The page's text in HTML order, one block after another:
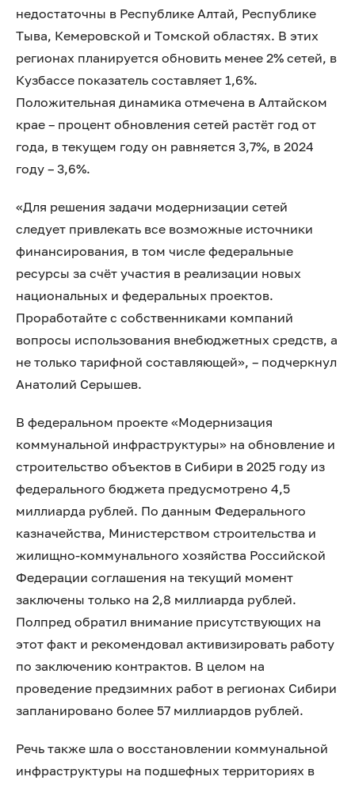
недостаточны в Республике Алтай, Республике
Тыва, Кемеровской и Томской областях. В этих
регионах планируется обновить менее 2% сетей, в
Кузбассе показатель составляет 1,6%.
Положительная динамика отмечена в Алтайском
крае – процент обновления сетей растёт год от
года, в текущем году он равняется 3,7%, в 2024
году – 3,6%.
«Для решения задачи модернизации сетей
следует привлекать все возможные источники
финансирования, в том числе федеральные
ресурсы за счёт участия в реализации новых
национальных и федеральных проектов.
Проработайте с собственниками компаний
вопросы использования внебюджетных средств, а
не только тарифной составляющей», – подчеркнул
Анатолий Серышев.
В федеральном проекте «Модернизация
коммунальной инфраструктуры» на обновление и
строительство объектов в Сибири в 2025 году из
федерального бюджета предусмотрено 4,5
миллиарда рублей. По данным Федерального
казначейства, Министерством строительства и
жилищно-коммунального хозяйства Российской
Федерации соглашения на текущий момент
заключены только на 2,8 миллиарда рублей.
Полпред обратил внимание присутствующих на
этот факт и рекомендовал активизировать работу
по заключению контрактов. В целом на
проведение предзимних работ в регионах Сибири
запланировано более 57 миллиардов рублей.
Речь также шла о восстановлении коммунальной
инфраструктуры на подшефных территориях в